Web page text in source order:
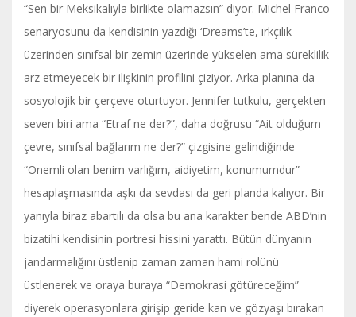
“Sen bir Meksikalıyla birlikte olamazsın” diyor. Michel Franco
senaryosunu da kendisinin yazdığı ‘Dreams’te, ırkçılık
üzerinden sınıfsal bir zemin üzerinde yükselen ama süreklilik
arz etmeyecek bir ilişkinin profilini çiziyor. Arka planına da
sosyolojik bir çerçeve oturtuyor. Jennifer tutkulu, gerçekten
seven biri ama “Etraf ne der?”, daha doğrusu “Ait olduğum
çevre, sınıfsal bağlarım ne der?” çizgisine gelindiğinde
“Önemli olan benim varlığım, aidiyetim, konumumdur”
hesaplaşmasında aşkı da sevdası da geri planda kalıyor. Bir
yanıyla biraz abartılı da olsa bu ana karakter bende ABD’nin
bizatihi kendisinin portresi hissini yarattı. Bütün dünyanın
jandarmalığını üstlenip zaman zaman hami rolünü
üstlenerek ve oraya buraya “Demokrasi götüreceğim”
diyerek operasyonlara girişip geride kan ve gözyaşı bırakan